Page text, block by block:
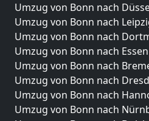
Umzug von Bonn nach
Umzug von Bonn nach
Umzug von Bonn nach
Umzug von Bonn nach Essen
Umzug von Bonn nach
Umzug von Bonn nach
Umzug von Bonn nach
Umzug von Bonn nach